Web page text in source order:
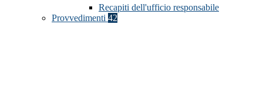
Recapiti dell'ufficio responsabile
Provvedimenti 42